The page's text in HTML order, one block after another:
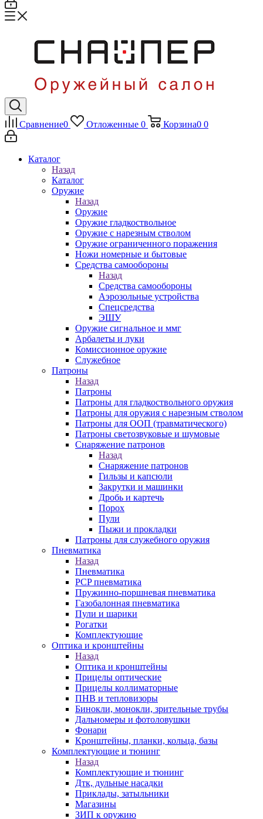
Сравнение0 Отложенные 0 Корзина0 0
Каталог
Назад
Каталог
Оружие
Назад
Оружие
Оружие гладкоствольное
Оружие с нарезным стволом
Оружие ограниченного поражения
Ножи номерные и бытовые
Средства самообороны
Назад
Средства самообороны
Аэрозольные устройства
Спецсредства
ЭШУ
Оружие сигнальное и ммг
Арбалеты и луки
Комиссионное оружие
Служебное
Патроны
Назад
Патроны
Патроны для гладкоствольного оружия
Патроны для оружия с нарезным стволом
Патроны для ООП (травматического)
Патроны светозвуковые и шумовые
Снаряжение патронов
Назад
Снаряжение патронов
Гильзы и капсюли
Закрутки и машинки
Дробь и картечь
Порох
Пули
Пыжи и прокладки
Патроны для служебного оружия
Пневматика
Назад
Пневматика
PCP пневматика
Пружинно-поршневая пневматика
Газобалонная пневматика
Пули и шарики
Рогатки
Комплектующие
Оптика и кронштейны
Назад
Оптика и кронштейны
Прицелы оптические
Прицелы коллиматорные
ПНВ и тепловизоры
Бинокли, монокли, зрительные трубы
Дальномеры и фотоловушки
Фонари
Кронштейны, планки, кольца, базы
Комплектующие и тюнинг
Назад
Комплектующие и тюнинг
Дтк, дульные насадки
Приклады, затыльники
Магазины
ЗИП к оружию